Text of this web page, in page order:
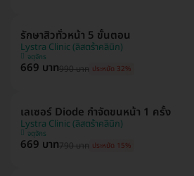
รักษาสิวทั่วหน้า 5 ขั้นตอน
Lystra Clinic (ลิสตร้าคลินิก)
จตุจักร
669 บาท990 บาท ประหยัด 32%
เลเซอร์ Diode กำจัดขนหน้า 1 ครั้ง
Lystra Clinic (ลิสตร้าคลินิก)
จตุจักร
669 บาท790 บาท ประหยัด 15%